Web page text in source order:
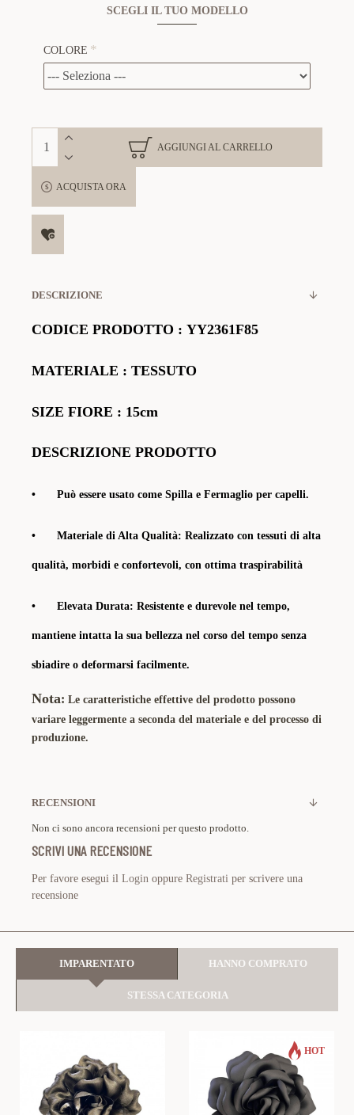
SCEGLI IL TUO MODELLO
COLORE
AGGIUNGI AL CARRELLO
ACQUISTA ORA
DESCRIZIONE
CODICE PRODOTTO : YY2361F85
MATERIALE : TESSUTO
SIZE FIORE : 15cm
DESCRIZIONE PRODOTTO
• Può essere usato come Spilla e Fermaglio per capelli.
• Materiale di Alta Qualità: Realizzato con tessuti di alta
qualità, morbidi e confortevoli, con ottima traspirabilità
• Elevata Durata: Resistente e durevole nel tempo,
mantiene intatta la sua bellezza nel corso del tempo senza
sbiadire o deformarsi facilmente.
Nota: Le caratteristiche effettive del prodotto possono
variare leggermente a seconda del materiale e del processo di
produzione.
RECENSIONI
Non ci sono ancora recensioni per questo prodotto.
SCRIVI UNA RECENSIONE
Per favore esegui il Login oppure Registrati per scrivere una
recensione
IMPARENTATO HANNO COMPRATO
STESSA CATEGORIA
HOT